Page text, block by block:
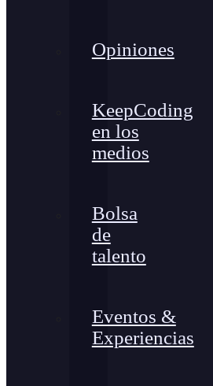
Opiniones
KeepCoding
en los
medios
Bolsa
de
talento
Eventos &
Experiencias